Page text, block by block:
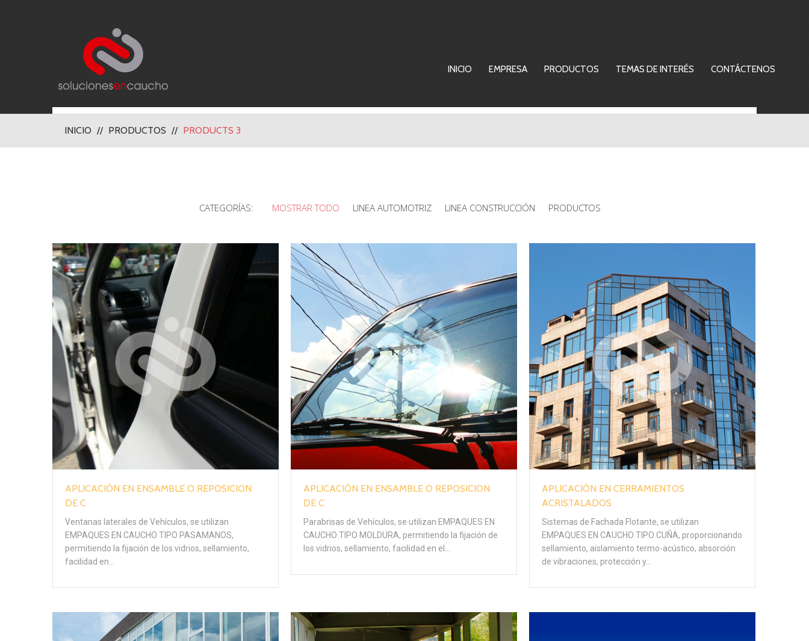
INICIO EMPRESA PRODUCTOS TEMAS DE INTERÉS CONTÁCTENOS
INICIO PRODUCTOS PRODUCTS 3
CATEGORÍAS: MOSTRAR TODO LINEA AUTOMOTRIZ LINEA CONSTRUCCIÓN PRODUCTOS
APLICACIÓN EN ENSAMBLE O REPOSICION
DE C
Ventanas laterales de Vehículos, se utilizan
EMPAQUES EN CAUCHO TIPO PASAMANOS,
permitiendo la fijación de los vidrios, sellamiento,
facilidad en…
APLICACIÓN EN ENSAMBLE O REPOSICION
DE C
Parabrisas de Vehículos, se utilizan EMPAQUES EN
CAUCHO TIPO MOLDURA, permitiendo la fijación de
los vidrios, sellamiento, facilidad en el…
APLICACIÓN EN CERRAMIENTOS
ACRISTALADOS
Sistemas de Fachada Flotante, se utilizan
EMPAQUES EN CAUCHO TIPO CUÑA, proporcionando
sellamiento, aislamiento termo-acústico, absorción
de vibraciones, protección y…